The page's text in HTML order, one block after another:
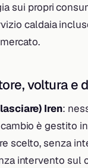
sui propri
caldaia
voltura e
Iren:
è gestito
scelto, senza
intervento sul